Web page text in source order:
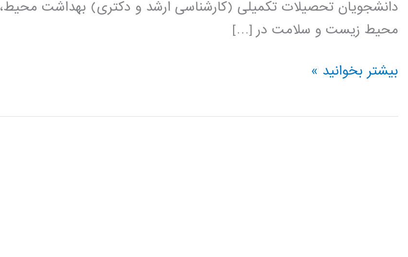
دانشجويان تحصيلات تکميلی (کارشناسی ارشد و دکتری) بهداشت محيط،
محيط زيست و سلامت در […]
کارگاه
نرم
بیشتر بخوانید »